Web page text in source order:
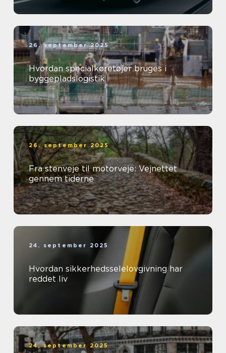
26. september 2025
Hvordan specialkøretøjer bruges i
byggepladslogistik
26. september 2025
Fra stenveje til motorveje: Vejnettet
gennem tiderne
24. september 2025
Hvordan sikkerhedsselelovgivning har
reddet liv
24. september 2025